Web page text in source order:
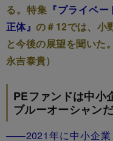
る。特集 『プライベ
正体』の＃12では、小
と今後の展望を聞い
永吉泰貴）
PEファンドは中小
ブルーオーシャン
――2021年に中小企業